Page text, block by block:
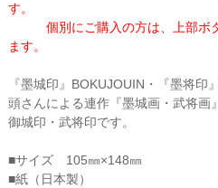
す。
個別にご購入の方は、上部ボタ
ます。
『墨城印』BOKUJOUIN・『墨将印
頭さんによる連作『墨城画・武将画
御城印・武将印です。
■サイズ 105㎜×148㎜
■紙（日本製）